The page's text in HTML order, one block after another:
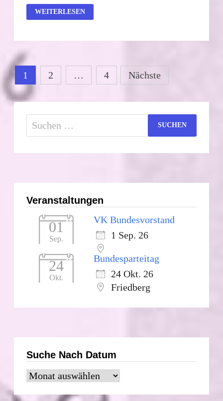
EINE
WELT
WEITERLESEN
Seitennummerierung
der
Beiträge
1 2 … 4 Nächste
nach:
Veranstaltungen
01
Sep.
VK Bundesvorstand
1 Sep. 26
24
Okt.
Bundesparteitag
24 Okt. 26
Friedberg
Suche Nach Datum
Suche
nach
Datum